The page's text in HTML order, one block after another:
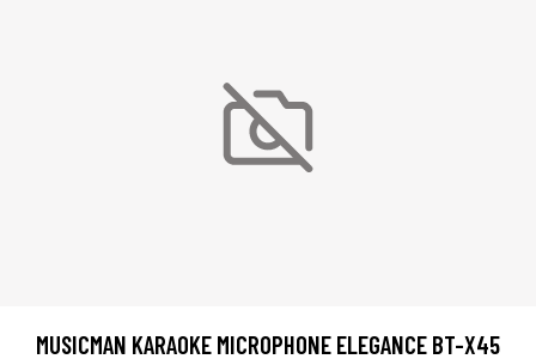
MUSICMAN KARAOKE MICROPHONE ELEGANCE BT-X45